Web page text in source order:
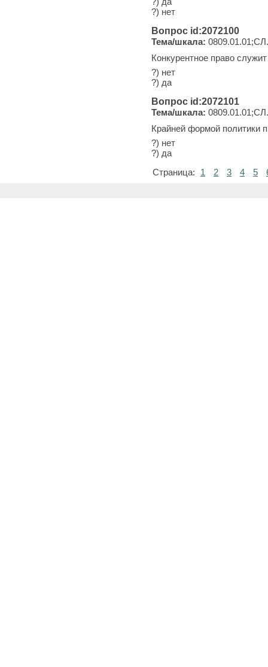
?) нет
Вопрос id:2072100
Тема/шкала:
Конкурентное право
?) нет
?) да
Вопрос id:2072101
Тема/шкала:
Крайней формой политики
?) нет
?) да
Страница:
1 2 3 4 5